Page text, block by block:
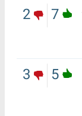
7
2
5
3